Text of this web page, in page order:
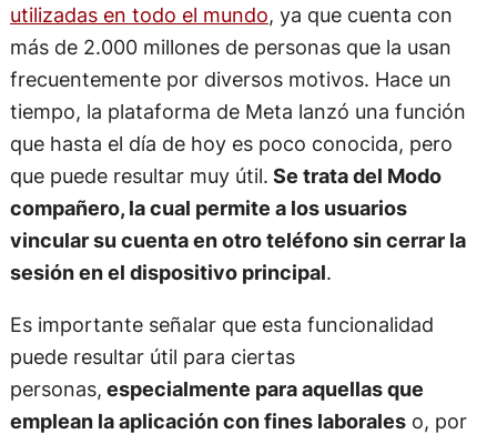
utilizadas en todo el mundo, ya que cuenta con
más de 2.000 millones de personas que la usan
frecuentemente por diversos motivos. Hace un
tiempo, la plataforma de Meta lanzó una función
que hasta el día de hoy es poco conocida, pero
que puede resultar muy útil. Se trata del Modo
compañero, la cual permite a los usuarios
vincular su cuenta en otro teléfono sin cerrar la
sesión en el dispositivo principal.
Es importante señalar que esta funcionalidad
puede resultar útil para ciertas
personas, especialmente para aquellas que
emplean la aplicación con fines laboraleso, por